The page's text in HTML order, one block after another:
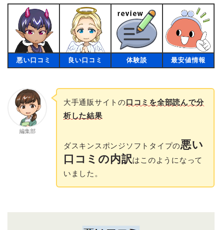
悪い口コミ 良い口コミ 体験談 最安値情報
編集部
大手通販サイトの口コミを全部読んで分
析した結果
ダスキンスポンジソフトタイプの悪い
口コミの内訳はこのようになって
いました。